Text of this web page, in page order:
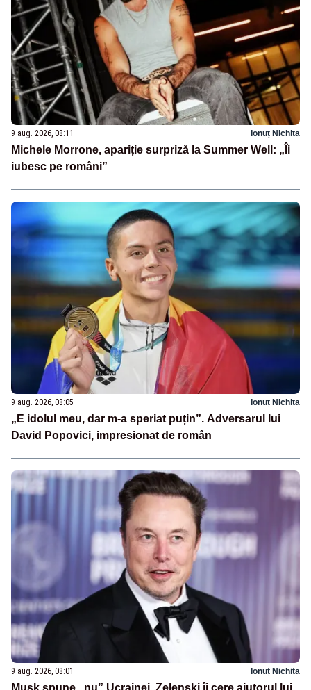
9 aug. 2026, 08:11 Ionuț Nichita
Michele Morrone, apariție surpriză la Summer Well: „Îi
iubesc pe români”
9 aug. 2026, 08:05 Ionuț Nichita
„E idolul meu, dar m-a speriat puțin”. Adversarul lui
David Popovici, impresionat de român
9 aug. 2026, 08:01 Ionuț Nichita
Musk spune „nu” Ucrainei. Zelenski îi cere ajutorul lui